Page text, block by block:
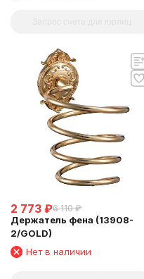
2 773 ₽6 110 ₽
Держатель фена (13908-
2/GOLD)
Нет в наличии